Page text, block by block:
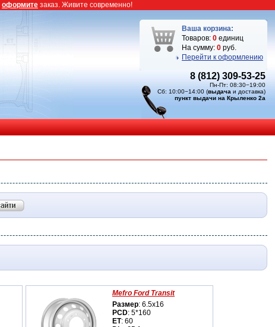
Ваша корзина:
Товаров: 0 единиц
На сумму: 0 руб.
Перейти к оформлению
8 (812) 309-53-25
Пн-Пт: 08:30−19:00
Сб: 10:00−14:00 (выдача и доставка)
пункт выдачи на Крыленко 2а
Mefro Ford Transit
Размер: 6.5x16
PCD: 5*160
ET: 60
оформите заказ. Живите современно!